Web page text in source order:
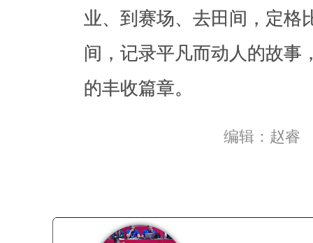
的丰收篇章。
业、到赛场、去田间，定格
间，记录平凡而动人的故事
的丰收篇章。
编辑：赵睿